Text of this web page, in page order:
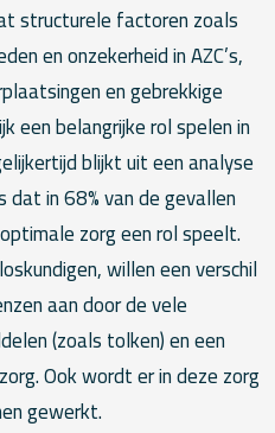
structurele factoren zoals
en onzekerheid in AZC’s,
en gebrekkige
een belangrijke rol spelen in
blijkt uit een analyse
in 68% van de gevallen
zorg een rol speelt.
willen een verschil
aan door de vele
(zoals tolken) en een
Ook wordt er in deze zorg
gewerkt.